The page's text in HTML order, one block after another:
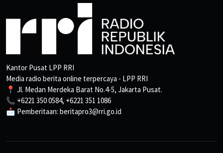
Kantor Pusat LPP RRI
Media radio berita online terpercaya - LPP RRI
📍 Jl. Medan Merdeka Barat No.4-5, Jakarta Pusat.
📞 +6221 350 0584, +6221 351 1086
📩 Pemberitaan: beritapro3@rri.go.id